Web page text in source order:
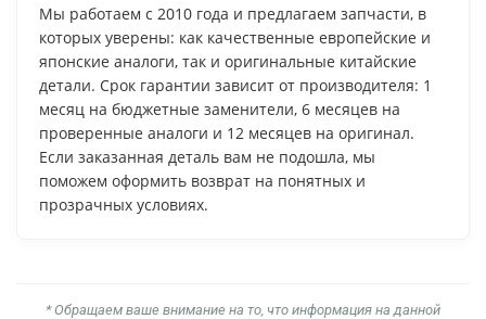
Мы работаем с 2010 года и предлагаем запчасти, в
которых уверены: как качественные европейские и
японские аналоги, так и оригинальные китайские
детали. Срок гарантии зависит от производителя: 1
месяц на бюджетные заменители, 6 месяцев на
проверенные аналоги и 12 месяцев на оригинал.
Если заказанная деталь вам не подошла, мы
поможем оформить возврат на понятных и
прозрачных условиях.
* Обращаем ваше внимание на то, что информация на данной